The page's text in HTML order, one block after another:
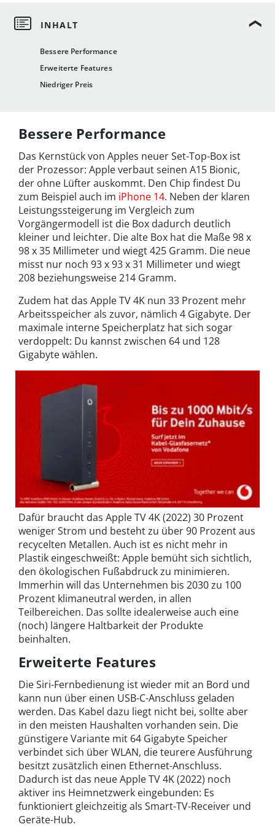
Bessere Performance
Erweiterte Features
Niedriger Preis
Bessere Performance
Das Kernstück von Apples neuer Set-Top-Box ist
der Prozessor: Apple verbaut seinen A15 Bionic,
der ohne Lüfter auskommt. Den Chip findest Du
zum Beispiel auch im iPhone 14. Neben der klaren
Leistungssteigerung im Vergleich zum
Vorgängermodell ist die Box dadurch deutlich
kleiner und leichter. Die alte Box hat die Maße 98 x
98 x 35 Millimeter und wiegt 425 Gramm. Die neue
misst nur noch 93 x 93 x 31 Millimeter und wiegt
208 beziehungsweise 214 Gramm.
Zudem hat das Apple TV 4K nun 33 Prozent mehr
Arbeitsspeicher als zuvor, nämlich 4 Gigabyte. Der
maximale interne Speicherplatz hat sich sogar
verdoppelt: Du kannst zwischen 64 und 128
Gigabyte wählen.
Dafür braucht das Apple TV 4K (2022) 30 Prozent
weniger Strom und besteht zu über 90 Prozent aus
recycelten Metallen. Auch ist es nicht mehr in
Plastik eingeschweißt: Apple bemüht sich sichtlich,
den ökologischen Fußabdruck zu minimieren.
Immerhin will das Unternehmen bis 2030 zu 100
Prozent klimaneutral werden, in allen
Teilbereichen. Das sollte idealerweise auch eine
(noch) längere Haltbarkeit der Produkte
beinhalten.
Erweiterte Features
Die Siri-Fernbedienung ist wieder mit an Bord und
kann nun über einen USB-C-Anschluss geladen
werden. Das Kabel dazu liegt nicht bei, sollte aber
in den meisten Haushalten vorhanden sein. Die
günstigere Variante mit 64 Gigabyte Speicher
verbindet sich über WLAN, die teurere Ausführung
besitzt zusätzlich einen Ethernet-Anschluss.
Dadurch ist das neue Apple TV 4K (2022) noch
aktiver ins Heimnetzwerk eingebunden: Es
funktioniert gleichzeitig als Smart-TV-Receiver und
Geräte-Hub.